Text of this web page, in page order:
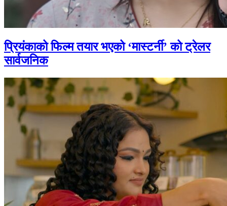
प्रियंकाको फिल्म तयार भएको ‘मास्टर्नी’ को ट्रेलर
सार्वजनिक